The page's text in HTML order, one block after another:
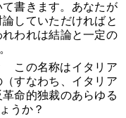
書きます。あなたが
していただければと
われは結論と一定の
この名称はイタリア
すなわち、イタリア
命的独裁のあらゆる
うか？